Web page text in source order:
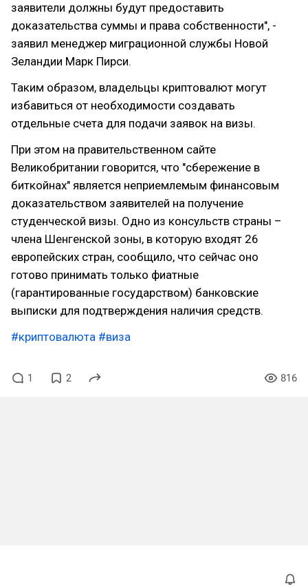
заявители должны будут предоставить
доказательства суммы и права собственности", -
заявил менеджер миграционной службы Новой
Зеландии Марк Пирси.
Таким образом, владельцы криптовалют могут
избавиться от необходимости создавать
отдельные счета для подачи заявок на визы.
При этом на правительственном сайте
Великобритании говорится, что "сбережение в
биткойнах" является неприемлемым финансовым
доказательством заявителей на получение
студенческой визы. Одно из консульств страны –
члена Шенгенской зоны, в которую входят 26
европейских стран, сообщило, что сейчас оно
готово принимать только фиатные
(гарантированные государством) банковские
выписки для подтверждения наличия средств.
#криптовалюта #виза
1 2 816